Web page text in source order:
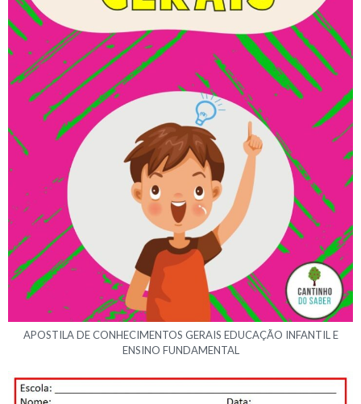
APOSTILA DE CONHECIMENTOS GERAIS EDUCAÇÃO INFANTIL E
ENSINO FUNDAMENTAL